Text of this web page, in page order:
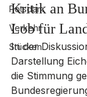
Potsdam
Verkehr
Stücken
Kritik an
Lob für
In der
Darstellung
die Stimmung